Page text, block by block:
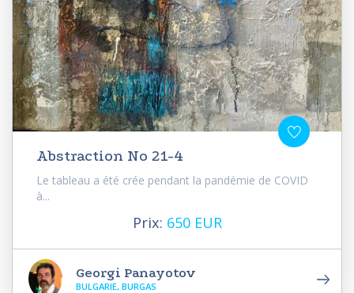
Abstraction No 21-4
Le tableau a été crée pendant la pandémie de COVID
à...
Prix: 650 EUR
Georgi Panayotov
BULGARIE, BURGAS